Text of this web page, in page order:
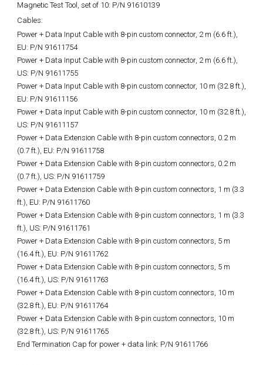
Magnetic Test Tool, set of 10: P/N 91610139
Cables:
Power + Data Input Cable with 8-pin custom connector, 2 m (6.6 ft.),
EU: P/N 91611754
Power + Data Input Cable with 8-pin custom connector, 2 m (6.6 ft.),
US: P/N 91611755
Power + Data Input Cable with 8-pin custom connector, 10 m (32.8 ft.),
EU: P/N 91611156
Power + Data Input Cable with 8-pin custom connector, 10 m (32.8 ft.),
US: P/N 91611157
Power + Data Extension Cable with 8-pin custom connectors, 0.2 m
(0.7 ft.), EU: P/N 91611758
Power + Data Extension Cable with 8-pin custom connectors, 0.2 m
(0.7 ft.), US: P/N 91611759
Power + Data Extension Cable with 8-pin custom connectors, 1 m (3.3
ft.), EU: P/N 91611760
Power + Data Extension Cable with 8-pin custom connectors, 1 m (3.3
ft.), US: P/N 91611761
Power + Data Extension Cable with 8-pin custom connectors, 5 m
(16.4 ft.), EU: P/N 91611762
Power + Data Extension Cable with 8-pin custom connectors, 5 m
(16.4 ft.), US: P/N 91611763
Power + Data Extension Cable with 8-pin custom connectors, 10 m
(32.8 ft.), EU: P/N 91611764
Power + Data Extension Cable with 8-pin custom connectors, 10 m
(32.8 ft.), US: P/N 91611765
End Termination Cap for power + data link: P/N 91611766